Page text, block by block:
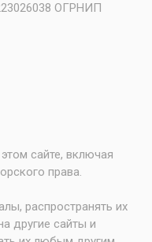
ОГРНИП
сайте, включая
права.
распространять их
другие сайты и